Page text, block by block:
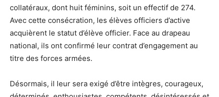
collatéraux, dont huit féminins, soit un effectif de 274.
Avec cette consécration, les élèves officiers d’active
acquièrent le statut d’élève officier. Face au drapeau
national, ils ont confirmé leur contrat d’engagement au
titre des forces armées.
Désormais, il leur sera exigé d’être intègres, courageux,